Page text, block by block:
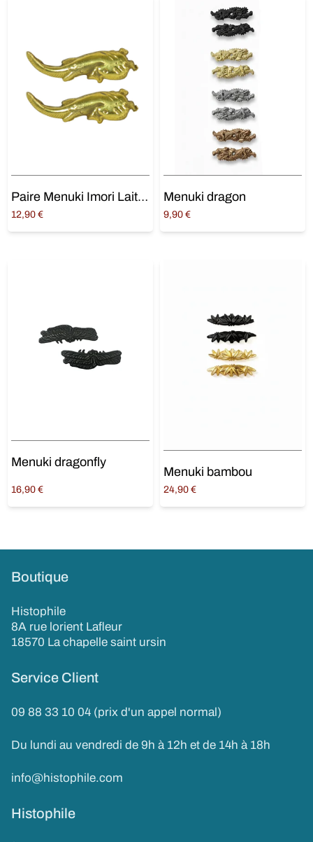
Paire Menuki Imori Laiton 井守
12,90 €
Ajouter au panier
Menuki dragon
9,90 €
Choix des options
Menuki dragonfly
16,90 €
Ajouter au panier
Menuki bambou
24,90 €
Ajouter au panier
Boutique
Histophile
8A rue lorient Lafleur
18570 La chapelle saint ursin
Service Client
09 88 33 10 04 (prix d'un appel normal)
Du lundi au vendredi de 9h à 12h et de 14h à 18h
info@histophile.com
Histophile